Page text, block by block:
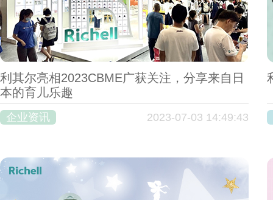
利其尔亮相2023CBME广获关注，分享来自日
本的育儿乐趣
企业资讯 2023-07-03 14:49:43